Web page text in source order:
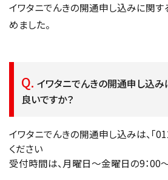
イワタニでんきの開通申し込みに関す
めました。
イワタニでんきの開通申し込み
良いですか？
イワタニでんきの開通申し込みは、「
ください
受付時間は、月曜日〜金曜日の9：00〜